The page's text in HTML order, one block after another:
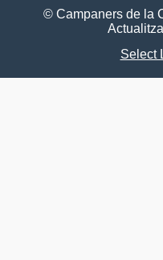
© Campaners de la
Select